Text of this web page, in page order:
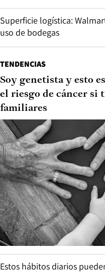
Superficie logística:
uso de bodegas
TENDENCIAS
Soy genetista y esto
el riesgo de cáncer si
familiares
Estos hábitos diarios